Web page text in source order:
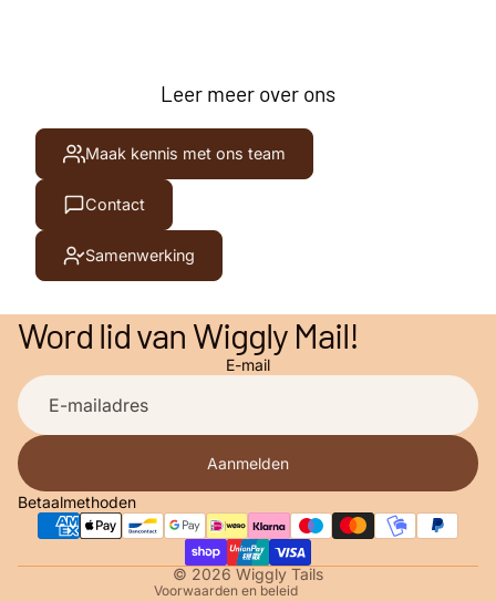
Leer meer over ons
Maak kennis met ons team
Contact
Samenwerking
Word lid van Wiggly Mail!
E-mail
Aanmelden
Betaalmethoden
© 2026 Wiggly Tails
Voorwaarden en beleid
Privacybeleid
Algemene voorwaarden
Terugbetalingsbeleid
Verzendbeleid
Wettelijke kennisgeving